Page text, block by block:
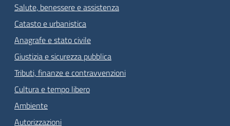
Salute, benessere e assistenza
Catasto e urbanistica
Anagrafe e stato civile
Giustizia e sicurezza pubblica
Tributi, finanze e contravvenzioni
Cultura e tempo libero
Ambiente
Autorizzazioni